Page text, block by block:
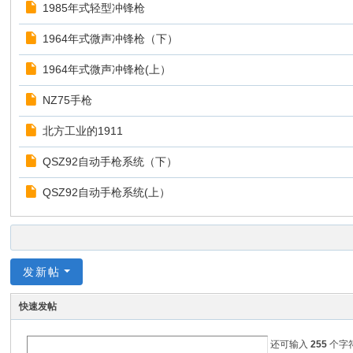
1985年式轻型冲锋枪
1964年式微声冲锋枪（下）
1964年式微声冲锋枪(上）
NZ75手枪
北方工业的1911
QSZ92自动手枪系统（下）
QSZ92自动手枪系统(上）
发新帖
快速发帖
还可输入255 个字